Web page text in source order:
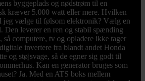
byggeplads og nødstrøm til en
kræver 5.000 watt eller mere. Hvilken
jeg vælge til følsom elektronik? Vælg en
Den leverer en ren og stabil spænding
så computere, tv og opladere ikke tager
invertere fra blandt andet Honda
og støjsvage, så de egner sig godt til
Kan en generator bruges som
Ja. Med en ATS boks mellem